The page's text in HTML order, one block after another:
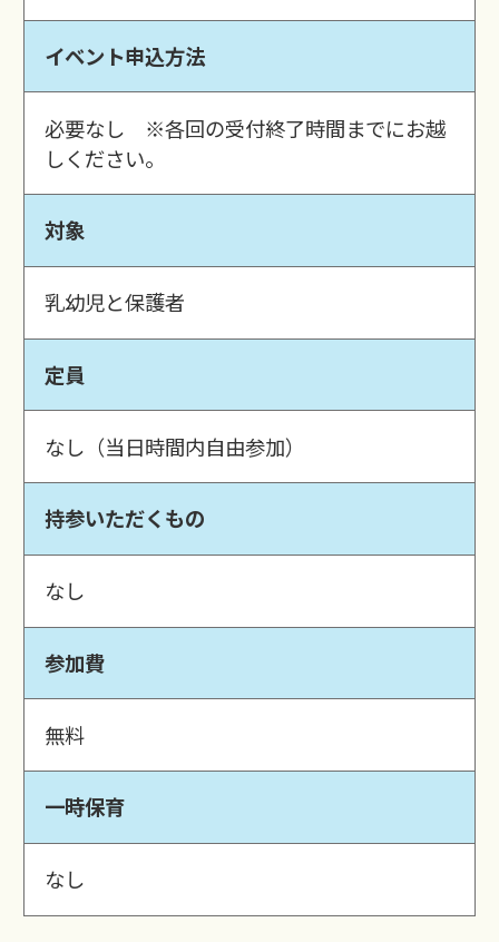
イベント申込方法
必要なし ※各回の受付終了時間までにお越
しください。
対象
乳幼児と保護者
定員
なし（当日時間内自由参加）
持参いただくもの
なし
参加費
無料
一時保育
なし